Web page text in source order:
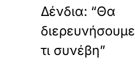
Δένδια: “Θα
διερευνήσουμε
τι συνέβη”